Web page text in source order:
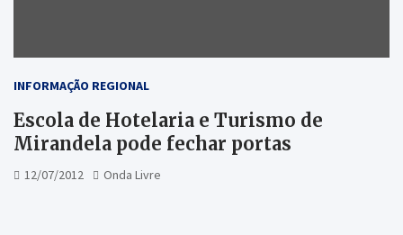
INFORMAÇÃO REGIONAL
Escola de Hotelaria e Turismo de
Mirandela pode fechar portas
12/07/2012 Onda Livre